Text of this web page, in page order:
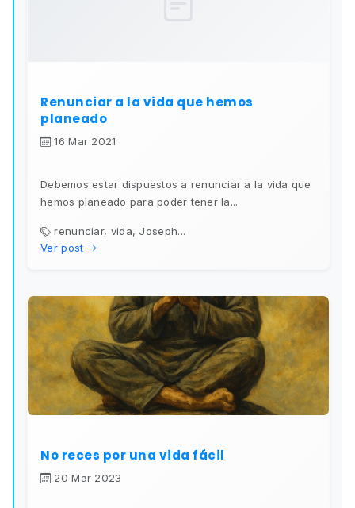
Renunciar a la vida que hemos
planeado
16 Mar 2021
Debemos estar dispuestos a renunciar a la vida que
hemos planeado para poder tener la...
renunciar, vida, Joseph...
Ver post
No reces por una vida fácil
20 Mar 2023